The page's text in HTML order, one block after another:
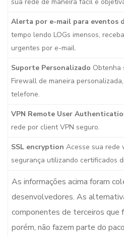
Alerta por e-mail para eventos
tempo lendo LOGs imensos,
urgentes por e-mail.
Suporte Personalizado Obtenha
Firewall de maneira
telefone.
VPN Remote User
rede por client VPN seguro.
SSL encryption Acesse sua rede
segurança utilizando certificados
As informações acima foram
desenvolvedores. As
componentes de terceiros que
porém, não fazem parte do